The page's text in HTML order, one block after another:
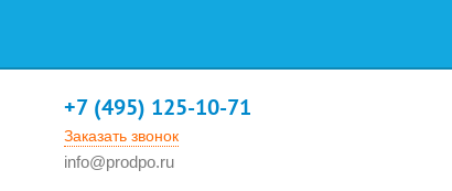
+7 (495) 125-10-71
Заказать звонок
info@prodpo.ru